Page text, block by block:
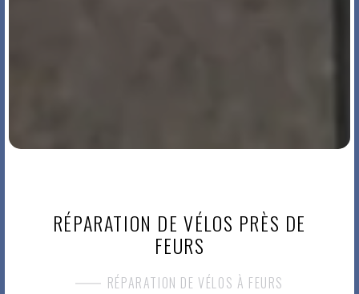
RÉPARATION DE VÉLOS PRÈS DE
FEURS
RÉPARATION DE VÉLOS À FEURS